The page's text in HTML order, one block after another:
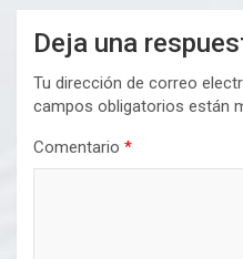
Deja una
Tu dirección de correo
campos obligatorios están
Comentario *